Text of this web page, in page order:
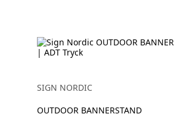
SIGN NORDIC
OUTDOOR BANNERSTAND